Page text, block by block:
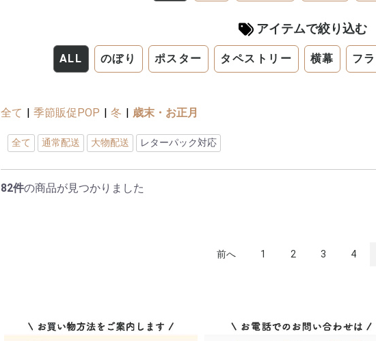
アイテムで絞り込む
ALL のぼり ポスター タペストリー 横幕 フ
全て 季節販促POP 冬 歳末・お正月
全て 通常配送 大物配送 レターパック対応
82件の商品が見つかりました
前へ 1 2 3 4